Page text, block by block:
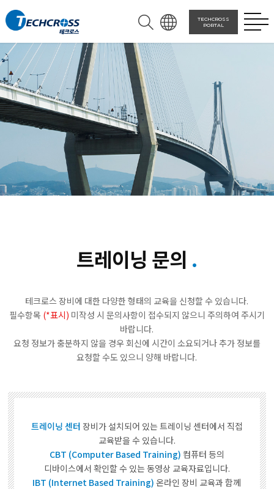
TECHCROSS
PORTAL
트레이닝 문의 .
테크로스 장비에 대한 다양한 형태의 교육을 신청할 수 있습니다.
필수항목 (*표시) 미작성 시 문의사항이 접수되지 않으니 주의하여 주시기
바랍니다.
요청 정보가 충분하지 않을 경우 회신에 시간이 소요되거나 추가 정보를
요청할 수도 있으니 양해 바랍니다.
트레이닝 센터 장비가 설치되어 있는 트레이닝 센터에서 직접
교육받을 수 있습니다.
CBT (Computer Based Training) 컴퓨터 등의
디바이스에서 확인할 수 있는 동영상 교육자료입니다.
IBT (Internet Based Training) 온라인 장비 교육과 함께